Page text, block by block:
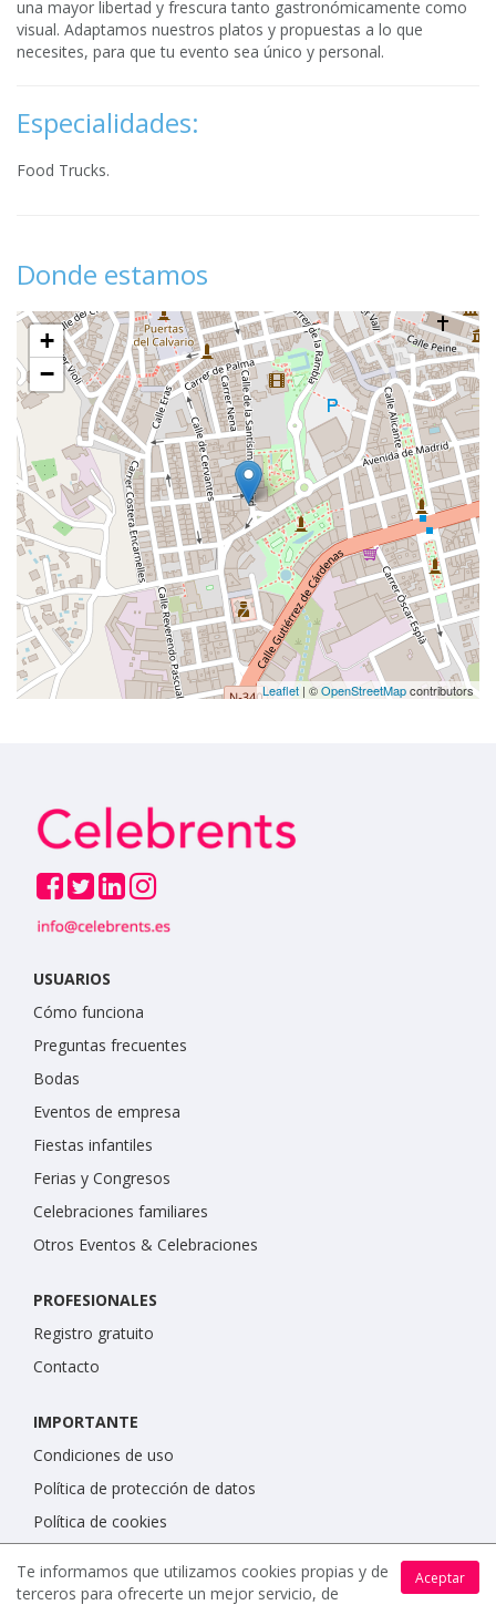
una mayor libertad y frescura tanto gastronómicamente como
visual. Adaptamos nuestros platos y propuestas a lo que
necesites, para que tu evento sea único y personal.
Especialidades:
Food Trucks.
Donde estamos
+
−
Leaflet | ©OpenStreetMapcontributors
USUARIOS
Cómo funciona
Preguntas frecuentes
Bodas
Eventos de empresa
Fiestas infantiles
Ferias y Congresos
Celebraciones familiares
Otros Eventos & Celebraciones
PROFESIONALES
Registro gratuito
Contacto
IMPORTANTE
Condiciones de uso
Política de protección de datos
Política de cookies
Aceptar
Te informamos que utilizamos cookies propias y de
terceros para ofrecerte un mejor servicio, de